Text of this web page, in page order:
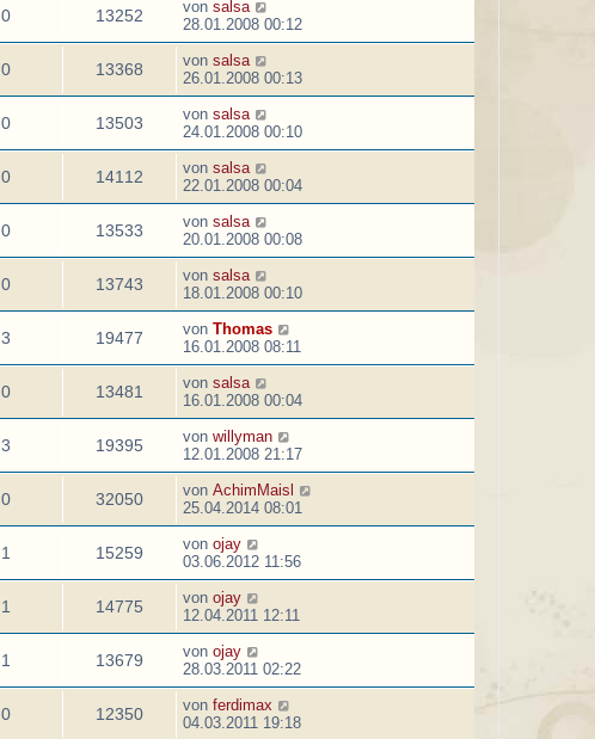
0 13252 von salsa
28.01.2008 00:12
0 13368 von salsa
26.01.2008 00:13
0 13503 von salsa
24.01.2008 00:10
0 14112 von salsa
22.01.2008 00:04
0 13533 von salsa
20.01.2008 00:08
0 13743 von salsa
18.01.2008 00:10
3 19477 von Thomas
16.01.2008 08:11
0 13481 von salsa
16.01.2008 00:04
3 19395 von willyman
12.01.2008 21:17
0 32050 von AchimMaisl
25.04.2014 08:01
1 15259 von ojay
03.06.2012 11:56
1 14775 von ojay
12.04.2011 12:11
1 13679 von ojay
28.03.2011 02:22
0 12350 von ferdimax
04.03.2011 19:18